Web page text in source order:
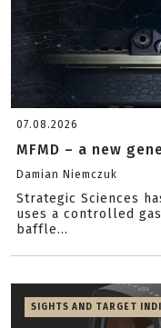
07.08.2026
MFMD – a new
Damian Niemczuk
Strategic Sciences
uses a controlled
baffle...
SIGHTS AND TARGET